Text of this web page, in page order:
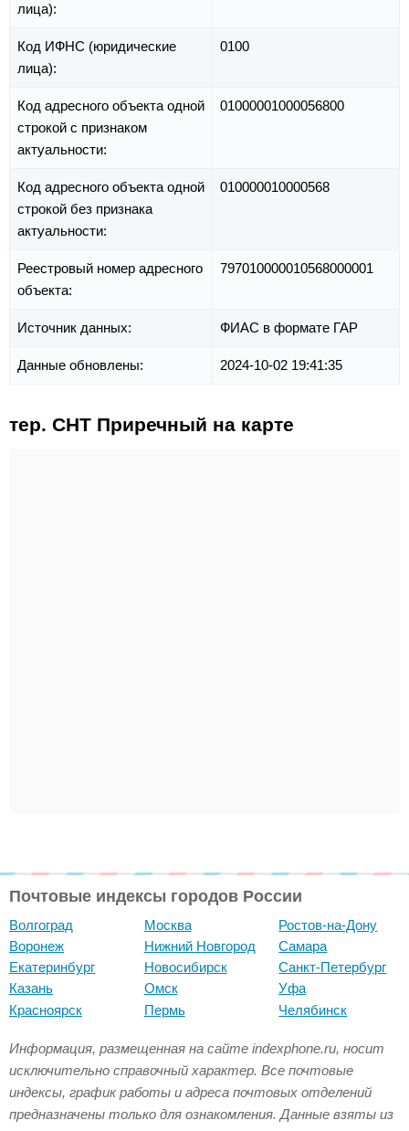
лица):
Код ИФНС (юридические
лица):
0100
Код адресного объекта одной
строкой с признаком
актуальности:
01000001000056800
Код адресного объекта одной
строкой без признака
актуальности:
010000010000568
Реестровый номер адресного
объекта:
797010000010568000001
Источник данных: ФИАС в формате ГАР
Данные обновлены: 2024-10-02 19:41:35
тер. СНТ Приречный на карте
Почтовые индексы городов России
Волгоград
Воронеж
Екатеринбург
Казань
Красноярск
Москва
Нижний Новгород
Новосибирск
Омск
Пермь
Ростов-на-Дону
Самара
Санкт-Петербург
Уфа
Челябинск
Информация, размещенная на сайте indexphone.ru, носит
исключительно справочный характер. Все почтовые
индексы, график работы и адреса почтовых отделений
предназначены только для ознакомления. Данные взяты из